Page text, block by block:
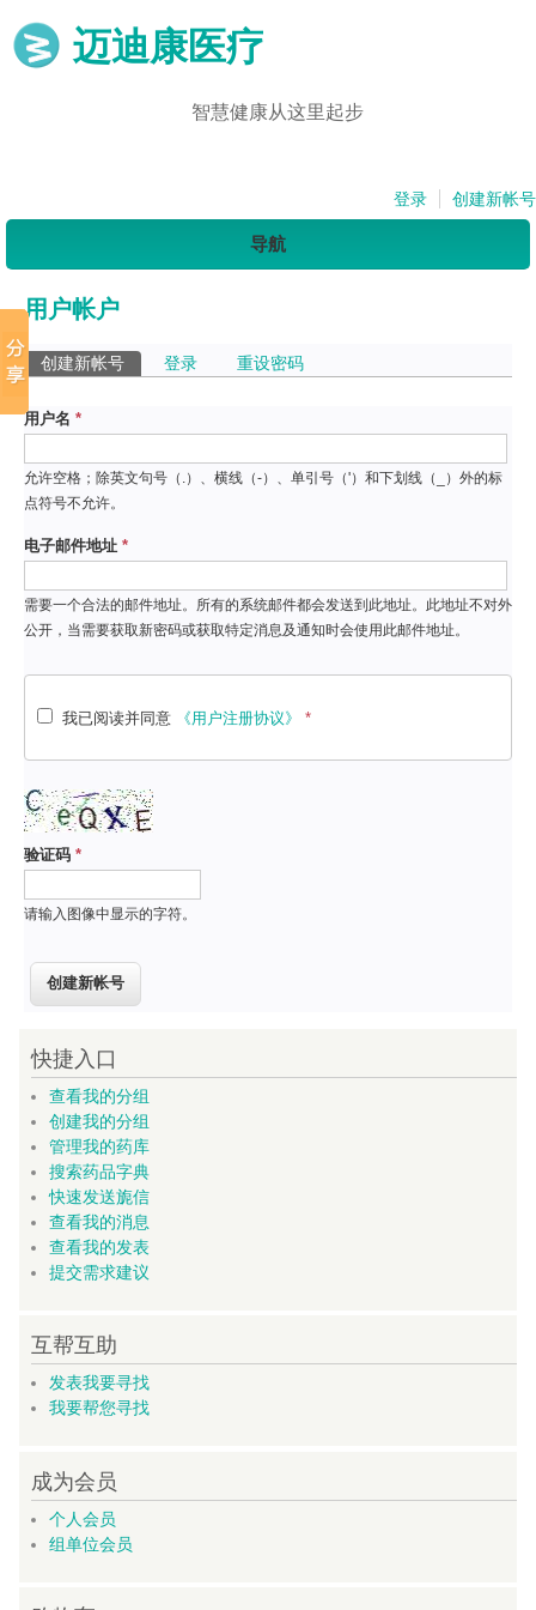
迈迪康医疗
智慧健康从这里起步
登录 创建新帐号
导航
用户帐户
主标签
创建新帐号 （活动标签）
登录 重设密码
用户名 *
允许空格；除英文句号（.）、横线（-）、单引号（'）和下划线（_）外的标
点符号不允许。
电子邮件地址 *
需要一个合法的邮件地址。所有的系统邮件都会发送到此地址。此地址不对外
公开，当需要获取新密码或获取特定消息及通知时会使用此邮件地址。
我已阅读并同意 《用户注册协议》 *
验证码 *
请输入图像中显示的字符。
快捷入口
查看我的分组
创建我的分组
管理我的药库
搜索药品字典
快速发送旎信
查看我的消息
查看我的发表
提交需求建议
互帮互助
发表我要寻找
我要帮您寻找
成为会员
个人会员
组单位会员